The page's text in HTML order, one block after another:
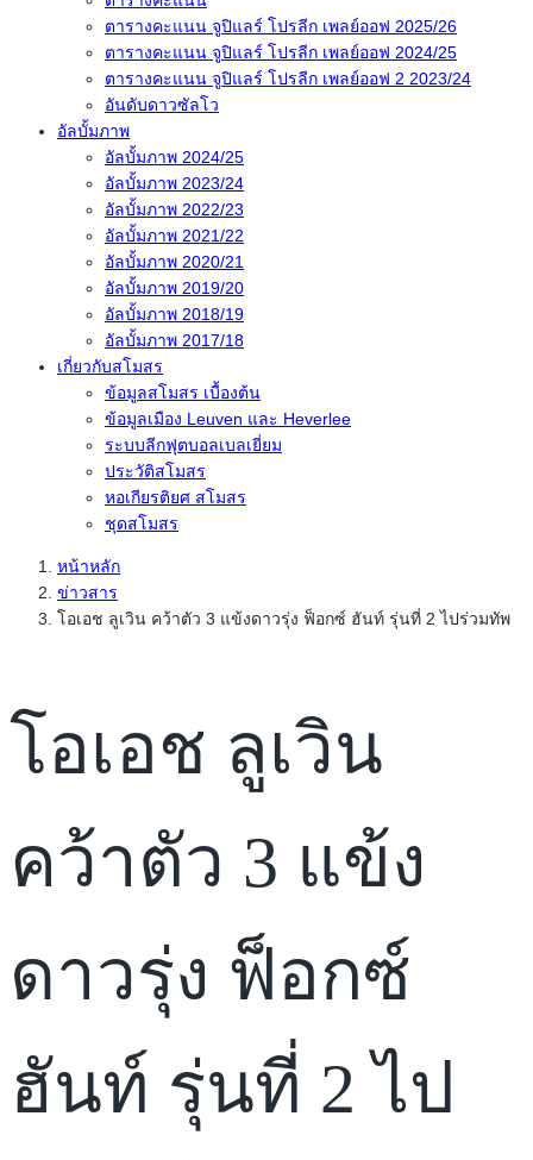
ตารางคะแนน จูปิแลร์ โปรลีก เพลย์ออฟ 2025/26
ตารางคะแนน จูปิแลร์ โปรลีก เพลย์ออฟ 2024/25
ตารางคะแนน จูปิแลร์ โปรลีก เพลย์ออฟ 2 2023/24
อันดับดาวซัลโว
อัลบั้มภาพ
อัลบั้มภาพ 2024/25
อัลบั้มภาพ 2023/24
อัลบั้มภาพ 2022/23
อัลบั้มภาพ 2021/22
อัลบั้มภาพ 2020/21
อัลบั้มภาพ 2019/20
อัลบั้มภาพ 2018/19
อัลบั้มภาพ 2017/18
เกี่ยวกับสโมสร
ข้อมูลสโมสร เบื้องต้น
ข้อมูลเมือง Leuven และ Heverlee
ระบบลีกฟุตบอลเบลเยี่ยม
ประวัติสโมสร
หอเกียรติยศ สโมสร
ชุดสโมสร
หน้าหลัก
ข่าวสาร
โอเอช ลูเวิน คว้าตัว 3 แข้งดาวรุ่ง ฟ็อกซ์ ฮันท์ รุ่นที่ 2 ไปร่วมทัพ
โอเอช ลูเวิน
คว้าตัว 3 แข้ง
ดาวรุ่ง ฟ็อกซ์
ฮันท์ รุ่นที่ 2 ไป